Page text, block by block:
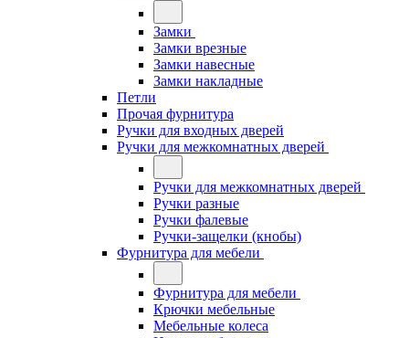
Замки
Замки врезные
Замки навесные
Замки накладные
Петли
Прочая фурнитура
Ручки для входных дверей
Ручки для межкомнатных дверей
Ручки для межкомнатных дверей
Ручки разные
Ручки фалевые
Ручки-защелки (кнобы)
Фурнитура для мебели
Фурнитура для мебели
Крючки мебельные
Мебельные колеса